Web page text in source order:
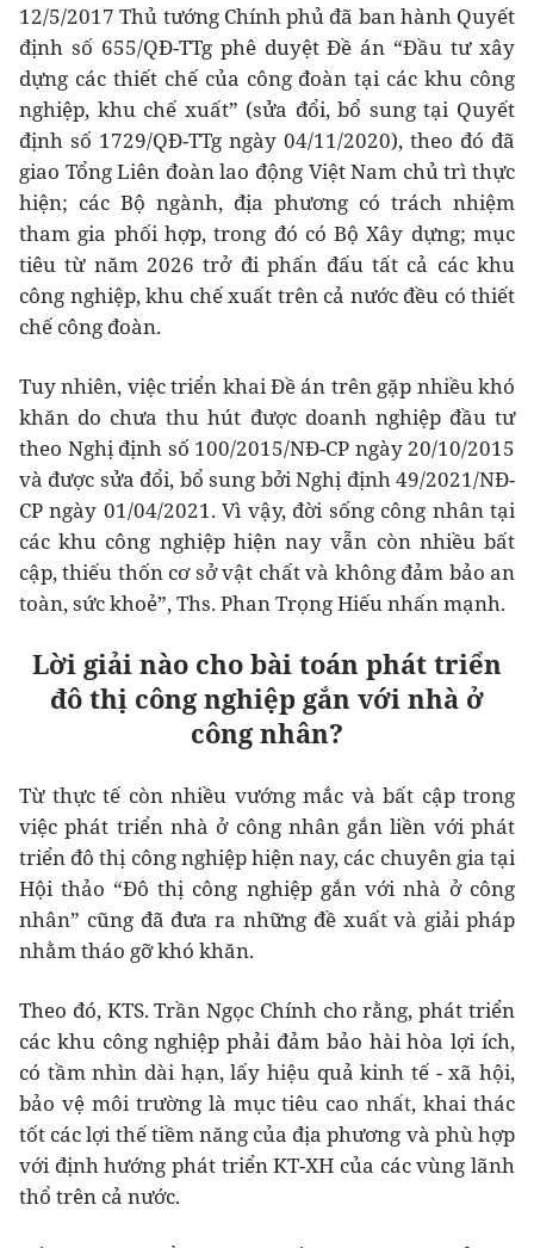
12/5/2017 Thủ tướng Chính phủ đã ban hành Quyết
định số 655/QĐ-TTg phê duyệt Đề án “Đầu tư xây
dựng các thiết chế của công đoàn tại các khu công
nghiệp, khu chế xuất” (sửa đổi, bổ sung tại Quyết
định số 1729/QĐ-TTg ngày 04/11/2020), theo đó đã
giao Tổng Liên đoàn lao động Việt Nam chủ trì thực
hiện; các Bộ ngành, địa phương có trách nhiệm
tham gia phối hợp, trong đó có Bộ Xây dựng; mục
tiêu từ năm 2026 trở đi phấn đấu tất cả các khu
công nghiệp, khu chế xuất trên cả nước đều có thiết
chế công đoàn.
Tuy nhiên, việc triển khai Đề án trên gặp nhiều khó
khăn do chưa thu hút được doanh nghiệp đầu tư
theo Nghị định số 100/2015/NĐ-CP ngày 20/10/2015
và được sửa đổi, bổ sung bởi Nghị định 49/2021/NĐ-
CP ngày 01/04/2021. Vì vậy, đời sống công nhân tại
các khu công nghiệp hiện nay vẫn còn nhiều bất
cập, thiếu thốn cơ sở vật chất và không đảm bảo an
toàn, sức khoẻ”, Ths. Phan Trọng Hiếu nhấn mạnh.
Lời giải nào cho bài toán phát triển
đô thị công nghiệp gắn với nhà ở
công nhân?
Từ thực tế còn nhiều vướng mắc và bất cập trong
việc phát triển nhà ở công nhân gắn liền với phát
triển đô thị công nghiệp hiện nay, các chuyên gia tại
Hội thảo “Đô thị công nghiệp gắn với nhà ở công
nhân” cũng đã đưa ra những đề xuất và giải pháp
nhằm tháo gỡ khó khăn.
Theo đó, KTS. Trần Ngọc Chính cho rằng, phát triển
các khu công nghiệp phải đảm bảo hài hòa lợi ích,
có tầm nhìn dài hạn, lấy hiệu quả kinh tế - xã hội,
bảo vệ môi trường là mục tiêu cao nhất, khai thác
tốt các lợi thế tiềm năng của địa phương và phù hợp
với định hướng phát triển KT-XH của các vùng lãnh
thổ trên cả nước.